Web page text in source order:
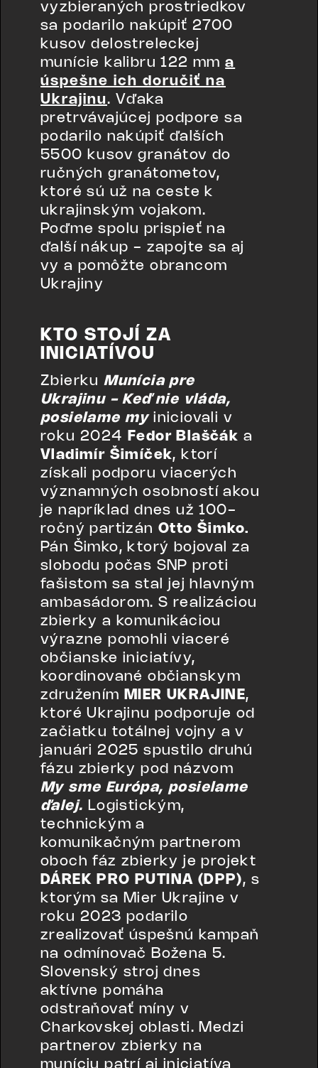
vyzbieraných prostriedkov
sa podarilo nakúpiť 2700
kusov delostreleckej
munície kalibru 122 mma
úspešne ich doručiť na
Ukrajinu. Vďaka
pretrvávajúcej podpore sa
podarilo nakúpiť ďalších
5500 kusov granátov do
ručných granátometov,
ktoré sú už na ceste k
ukrajinským vojakom.
Poďme spolu prispieť na
ďalší nákup - zapojte sa aj
vy a pomôžte obrancom
Ukrajiny
‍KTO STOJÍ ZA
INICIATÍVOU
ZbierkuMunícia pre
Ukrajinu - Keď nie vláda,
posielame myiniciovali v
roku 2024
Fedor Blaščák a
Vladimír Šimíček, ktorí
získali podporu viacerých
významných osobností akou
je napríklad dnes už 100-
ročný partizán Otto Šimko.
Pán Šimko, ktorý bojoval za
slobodu počas SNP proti
fašistom sa stal jej hlavným
ambasádorom. S realizáciou
zbierky a komunikáciou
výrazne pomohli viaceré
občianske iniciatívy,
koordinované občianskym
združením
MIER UKRAJINE,
ktoré Ukrajinu podporuje od
začiatku totálnej vojny a v
januári 2025 spustilo druhú
fázu zbierky pod názvom
My sme Európa, posielame
ďalej. Logistickým,
technickým a
komunikačným partnerom
oboch fáz zbierky je projekt
DÁREK PRO PUTINA (DPP), s
ktorým sa Mier Ukrajine v
roku 2023 podarilo
zrealizovať úspešnú kampaň
na odmínovač Božena 5.
Slovenský stroj dnes
aktívne pomáha
odstraňovať míny v
Charkovskej oblasti. Medzi
partnerov zbierky na
muníciu patrí aj iniciatíva